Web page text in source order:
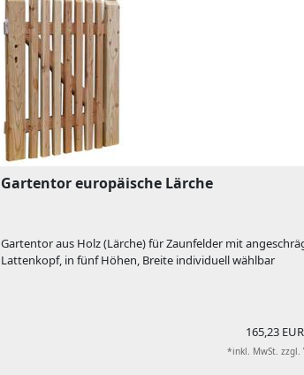
Gartentor europäische Lärche
Gartentor aus Holz (Lärche) für Zaunfelder mit
Lattenkopf, in fünf Höhen, Breite individuell wählbar
165,23
*inkl. MwSt. zzgl.